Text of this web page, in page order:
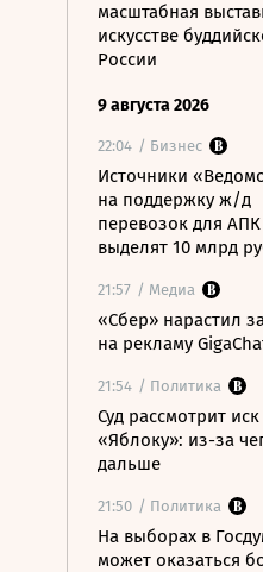
масштабная
искусстве
России
9 августа 2026
22:04 / Бизнес
Источники
на поддержку ж/д
перевозок для АПК
выделят 10 млрд
21:57 / Медиа
«Сбер» нарастил
на рекламу
21:54 / Политика
Суд рассмотрит иск
«Яблоку»: из-за
дальше
21:50 / Политика
На выборах в
может оказаться